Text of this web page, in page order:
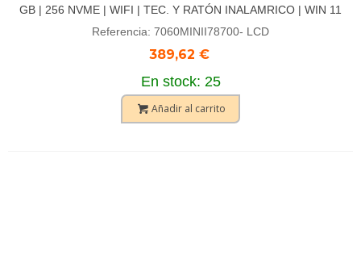
GB | 256 NVME | WIFI | TEC. Y RATÓN INALAMRICO | WIN 11
Referencia: 7060MINII78700- LCD
389,62 €
En stock: 25
Añadir al carrito